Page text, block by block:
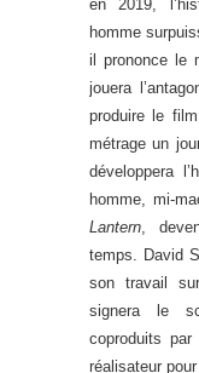
en 2019,
homme
il prononce le
jouera
produire le
métrage un
développera
homme, mi-
Lantern ,
temps. David
son travail
signera le
coproduits
réalisateur pour